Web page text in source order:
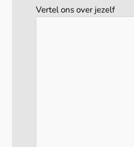
Vertel ons over jezelf